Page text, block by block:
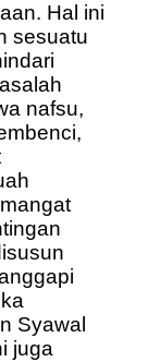
Hal ini
sesuatu
nafsu,
Syawal
juga